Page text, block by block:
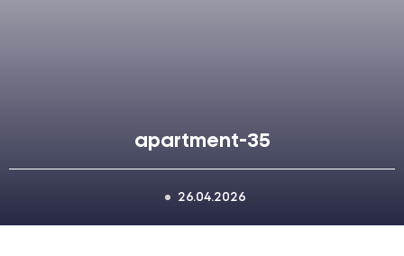
apartment-35
26.04.2026